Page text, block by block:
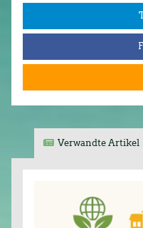
Verwandte Artikel